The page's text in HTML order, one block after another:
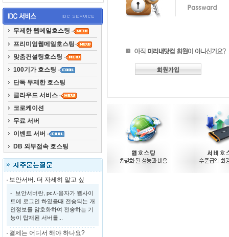
무제한 웹메일호스팅
프리미엄웹메일호스팅
맞춤컨설팅호스팅
100기가 호스팅
단독 무제한 호스팅
클라우드 서비스
코로케이션
무료 서버
이벤트 서버
DB 외부접속 호스팅
보안서버. 더 자세히 알고 싶
- 보안서버란, pc사용자가 웹사이
트에 로그인 하였을때 전송되는 개
인정보를 암호화하여 전송하는 기
능이 탑재된 서버를...
결제는 어디서 해야 하나요?